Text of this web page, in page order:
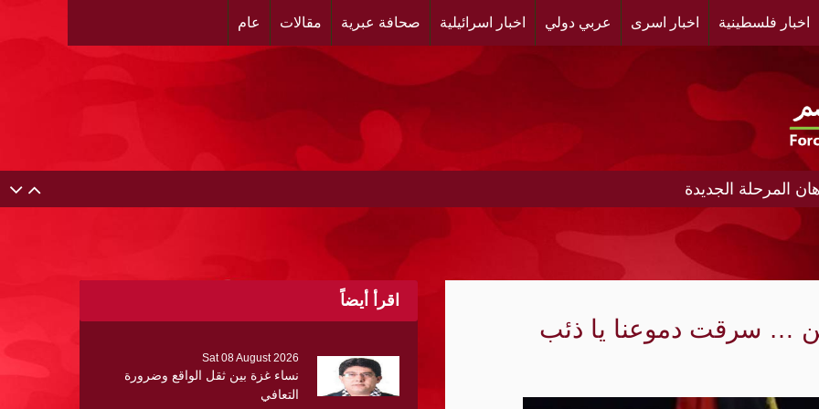
اخبار فلسطينية اخبار اسرى عربي دولي اخبار اسرائيلية صحافة عبرية مقالات عام
المرحلة الجديدة
إلى نظام أمني متعدد الأقطاب؟
… سرقت دموعنا يا ذئب
اقرأ أيضاً
Sat 08 August 2026
نساء غزة بين ثقل الواقع وضرورة
التعافي